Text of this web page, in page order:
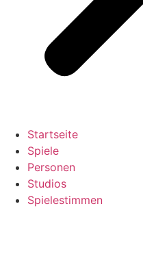
Startseite
Spiele
Personen
Studios
Spielestimmen